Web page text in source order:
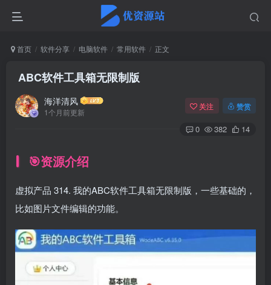
首页 软件分享 电脑软件 常用软件 正文
ABC软件工具箱无限制版
海洋清风
1个月前更新
关注 赞赏
0 382 14
🎯资源介绍
虚拟产品 314. 我的ABC软件工具箱无限制版，一些基础的，
比如图片文件编辑的功能。